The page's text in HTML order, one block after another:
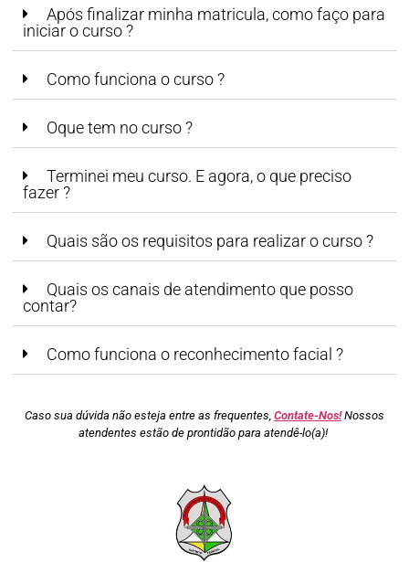
Após finalizar minha matricula, como faço para
iniciar o curso ?
Como funciona o curso ?
Oque tem no curso ?
Terminei meu curso. E agora, o que preciso
fazer ?
Quais são os requisitos para realizar o curso ?
Quais os canais de atendimento que posso
contar?
Como funciona o reconhecimento facial ?
Caso sua dúvida não esteja entre as frequentes, Contate-Nos!Nossos
atendentes estão de prontidão para atendê-lo(a)!